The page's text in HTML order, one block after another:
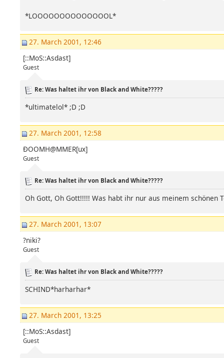
*LOOOOOOOOOOOOOOL*
27. March 2001, 12:46
[::MoS::Asdast]
Guest
Re: Was haltet ihr von Black and White?????
*ultimatelol* ;D ;D
27. March 2001, 12:58
ÐOOMH@MMER[ux]
Guest
Re: Was haltet ihr von Black and White?????
Oh Gott, Oh Gott!!!!! Was habt ihr nur aus meinem schönen
27. March 2001, 13:07
?niki?
Guest
Re: Was haltet ihr von Black and White?????
SCHIND*harharhar*
27. March 2001, 13:25
[::MoS::Asdast]
Guest